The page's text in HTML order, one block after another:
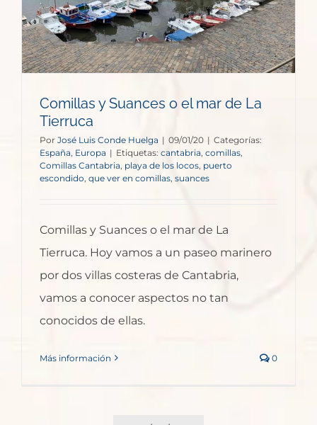
Comillas y Suances o el mar de La
Tierruca
Por José Luis Conde Huelga | 09/01/20 | Categorías:
España Europa | Etiquetas: cantabria comillas,
Comillas Cantabria playa de los locos puerto
escondido que ver en comillas suances
Comillas y Suances o el mar de La
Tierruca. Hoy vamos a un paseo marinero
por dos villas costeras de Cantabria,
vamos a conocer aspectos no tan
conocidos de ellas.
Más información 0